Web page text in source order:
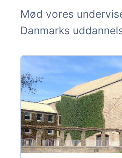
Mød vores
Danmarks